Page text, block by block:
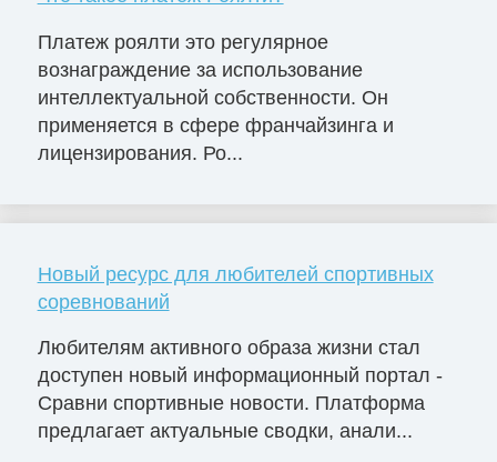
Платеж роялти это регулярное
вознаграждение за использование
интеллектуальной собственности. Он
применяется в сфере франчайзинга и
лицензирования. Ро...
Новый ресурс для любителей спортивных
соревнований
Любителям активного образа жизни стал
доступен новый информационный портал -
Сравни спортивные новости. Платформа
предлагает актуальные сводки, анали...